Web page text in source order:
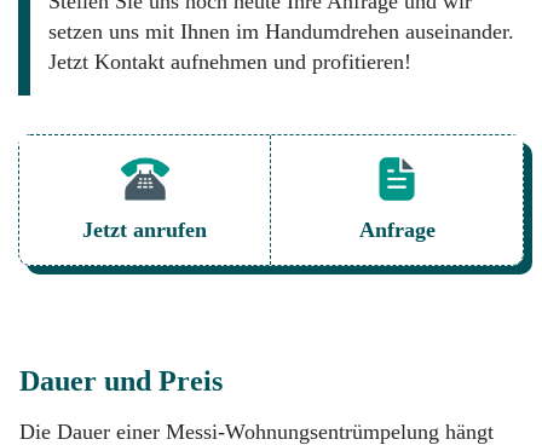
setzen uns mit Ihnen im Handumdrehen auseinander.
Jetzt Kontakt aufnehmen und profitieren!
Jetzt anrufen Anfrage
Dauer und Preis
Die Dauer einer Messi-Wohnungsentrümpelung hängt